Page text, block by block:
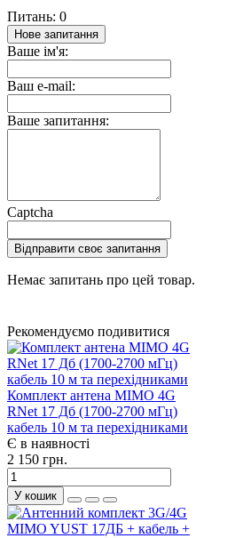
Питань: 0
Нове запитання
Ваше ім'я:
Ваш e-mail:
Ваше запитання:
Captcha
Відправити своє запитання
Немає запитань про цей товар.
Рекомендуємо подивитися
Комплект антена MIMO 4G
RNet 17 Дб (1700-2700 мГц)
кабель 10 м та перехідниками
Є в наявності
2 150 грн.
У кошик